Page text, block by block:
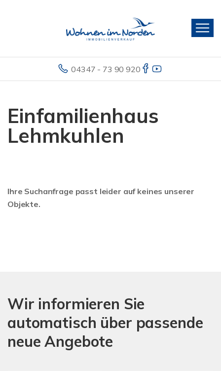
04347 - 73 90 920
Einfamilienhaus
Lehmkuhlen
Ihre Suchanfrage passt leider auf keines unserer
Objekte.
Wir informieren Sie
automatisch über passende
neue Angebote